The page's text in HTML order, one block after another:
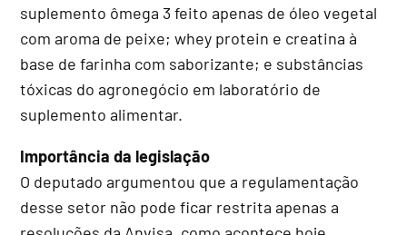
suplemento ômega 3 feito apenas de óleo vegetal
com aroma de peixe; whey protein e creatina à
base de farinha com saborizante; e substâncias
tóxicas do agronegócio em laboratório de
suplemento alimentar.
Importância da legislação
O deputado argumentou que a regulamentação
desse setor não pode ficar restrita apenas a